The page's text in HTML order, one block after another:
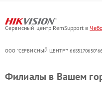
Сервисный центр RemSupport в
ООО "СЕРВИСНЫЙ ЦЕНТР"*
Филиалы в Вашем